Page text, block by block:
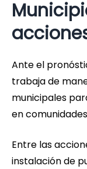
Ante el
trabaja de
municipales
en
Entre las
instalación de